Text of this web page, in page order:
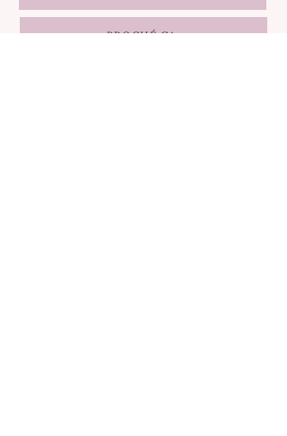
BROCHÉ CA